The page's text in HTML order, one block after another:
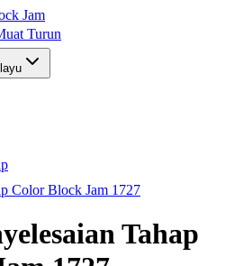
Jam
Turun
Color Block Jam 1727
Tahap